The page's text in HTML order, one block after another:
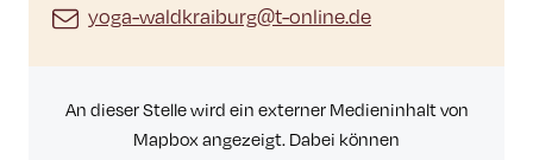
yoga-waldkraiburg@t-online.de
An dieser Stelle wird ein externer Medieninhalt von
Mapbox angezeigt. Dabei können